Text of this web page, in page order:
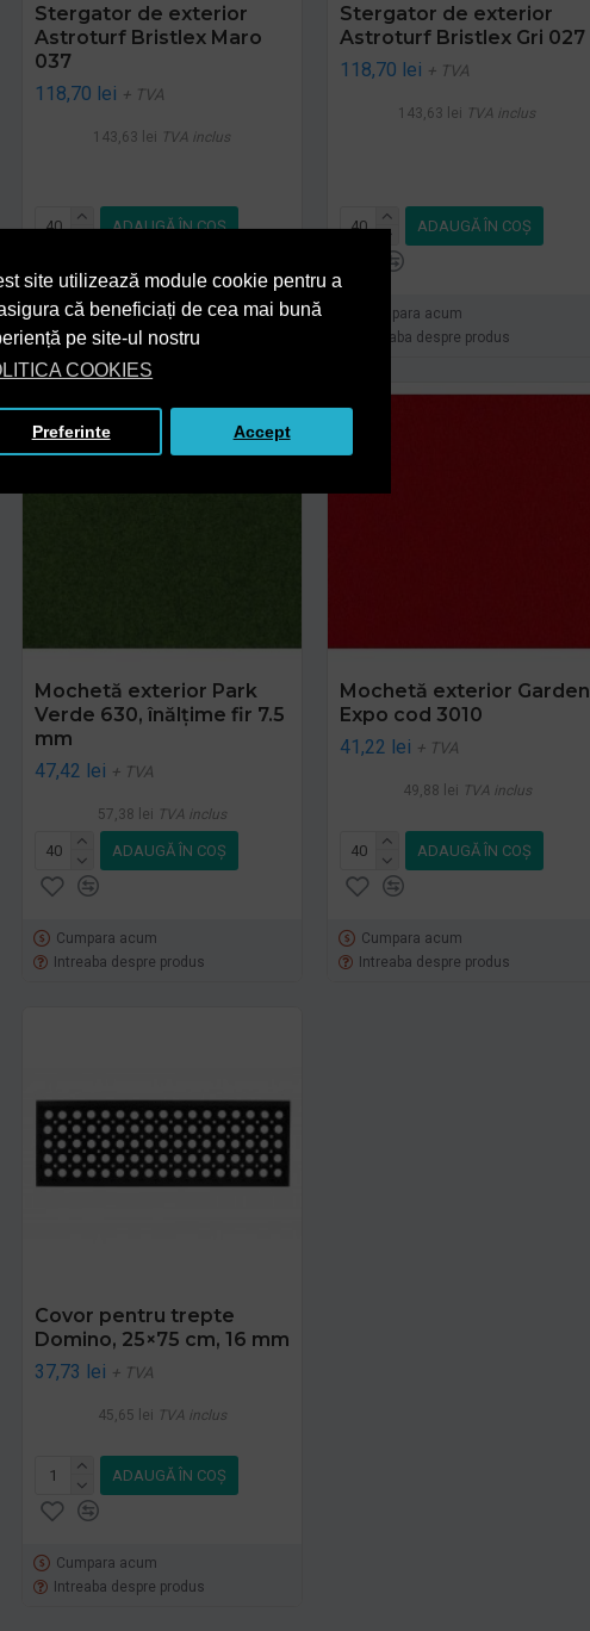
site utilizează module cookie pentru a
că beneficiați de cea mai bună
pe site-ul nostru
COOKIES
Preferinte Accept
Stergator de exterior
Astroturf Bristlex Maro
037
118,70 lei + TVA
143,63 lei TVA inclus
ADAUGĂ ÎN COŞ
Cumpara acum
Intreaba despre produs
Stergator de exterior
Astroturf Bristlex Gri 027
118,70 lei + TVA
143,63 lei TVA inclus
ADAUGĂ ÎN COŞ
Cumpara acum
Intreaba despre produs
Mochetă exterior Park
Verde 630, înălțime fir 7.5
mm
47,42 lei + TVA
57,38 lei TVA inclus
ADAUGĂ ÎN COŞ
Cumpara acum
Intreaba despre produs
Mochetă exterior Garden
Expo cod 3010
41,22 lei + TVA
49,88 lei TVA inclus
ADAUGĂ ÎN COŞ
Cumpara acum
Intreaba despre produs
Covor pentru trepte
Domino, 25×75 cm, 16 mm
37,73 lei + TVA
45,65 lei TVA inclus
ADAUGĂ ÎN COŞ
Cumpara acum
Intreaba despre produs